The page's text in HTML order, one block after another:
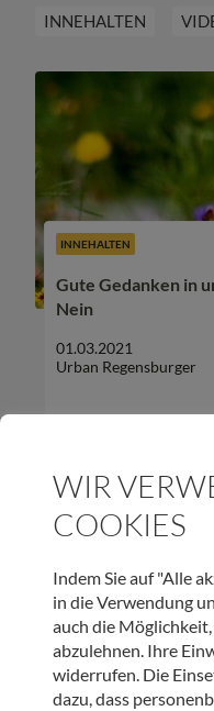
INNEHALTEN
INNEHALTEN
Gute Gedanken in
Nein
01.03.2021
Urban Regensburger
UNSER NEWSLETTER:
WIR
COOKIES
Indem Sie auf "Alle
in die Verwendung
auch die
abzulehnen. Ihre
widerrufen. Die
dazu, dass